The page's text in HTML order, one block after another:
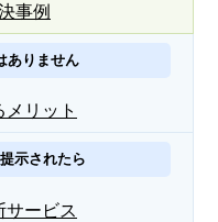
事例
ありません
リット
示されたら
サービス